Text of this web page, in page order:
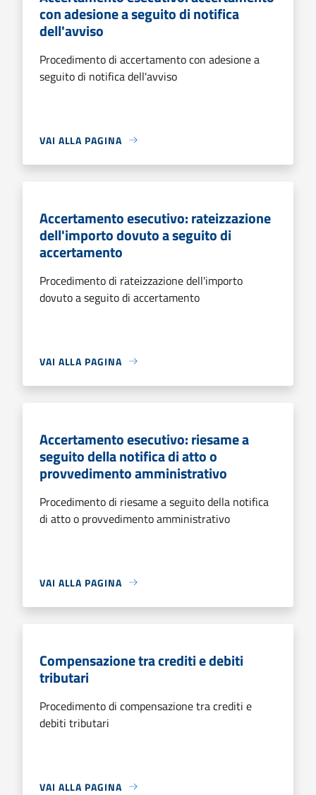
con adesione a seguito di notifica
dell'avviso
Procedimento di accertamento con adesione a
seguito di notifica dell'avviso
VAI ALLA PAGINA
Accertamento esecutivo: rateizzazione
dell'importo dovuto a seguito di
accertamento
Procedimento di rateizzazione dell'importo
dovuto a seguito di accertamento
VAI ALLA PAGINA
Accertamento esecutivo: riesame a
seguito della notifica di atto o
provvedimento amministrativo
Procedimento di riesame a seguito della notifica
di atto o provvedimento amministrativo
VAI ALLA PAGINA
Compensazione tra crediti e debiti
tributari
Procedimento di compensazione tra crediti e
debiti tributari
VAI ALLA PAGINA